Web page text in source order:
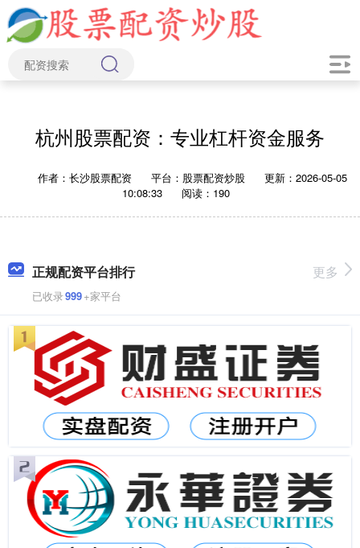
杭州股票配资：专业杠杆资金服务
作者：长沙股票配资 平台：股票配资炒股
更新：2026-05-05
10:08:33
阅读：190
正规配资平台排行
已收录999+家平台
更多